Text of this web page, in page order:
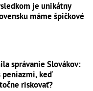
je unikátny
máme špičkové
správanie Slovákov:
peniazmi, keď
riskovať?